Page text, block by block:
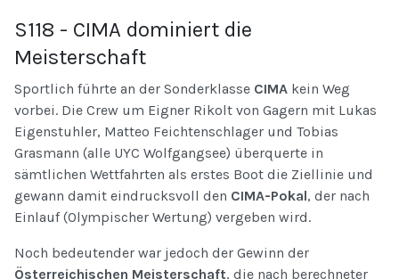
S118 - CIMA dominiert die
Meisterschaft
Sportlich führte an der Sonderklasse CIMA kein Weg
vorbei. Die Crew um Eigner Rikolt von Gagern mit Lukas
Eigenstuhler, Matteo Feichtenschlager und Tobias
Grasmann (alle UYC Wolfgangsee) überquerte in
sämtlichen Wettfahrten als erstes Boot die Ziellinie und
gewann damit eindrucksvoll den CIMA-Pokal, der nach
Einlauf (Olympischer Wertung) vergeben wird.
Noch bedeutender war jedoch der Gewinn der
Österreichischen Meisterschaft, die nach berechneter